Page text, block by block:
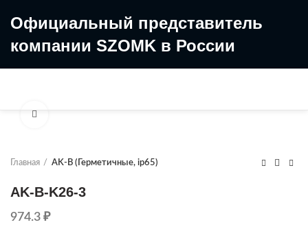
Официальный представитель
компании SZOMK в России
Главная AK-B (Герметичные, ip65)
AK-B-K26-3
974.3 ₽